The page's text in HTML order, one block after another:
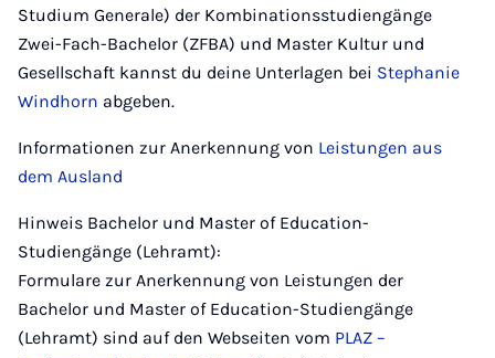
Studium Generale) der Kombinationsstudiengänge
Zwei-Fach-Bachelor (ZFBA) und Master Kultur und
Gesellschaft kannst du deine Unterlagen bei Stephanie
Windhorn abgeben.
Informationen zur Anerkennung von Leistungen aus
dem Ausland
Hinweis Bachelor und Master of Education-
Studiengänge (Lehramt):
Formulare zur Anerkennung von Leistungen der
Bachelor und Master of Education-Studiengänge
(Lehramt) sind auf den Webseiten vom PLAZ –